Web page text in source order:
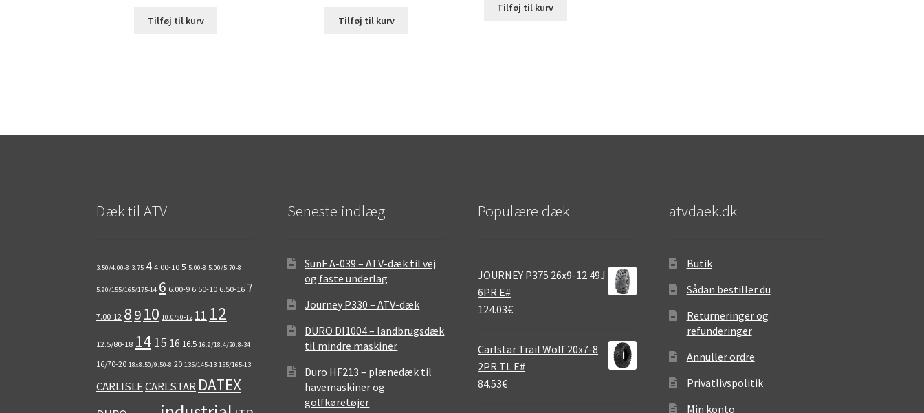
Tilføj til kurv Tilføj til kurv
Tilføj til kurv
Dæk til ATV
3.50/4.00-8 3.75 4 4.00-10 5 5.00-8 5.00/5.70-8
5.90/155/165/175-14 6 6.00-9 6.50-10 6.50-16 7
7.00-12 8910 10.0/80-12 11 12
12.5/80-18 14 15 16 16.5 16.9/18.4/20.8-34
16/70-20 18x8.50/9.50-8 20 135/145-13 155/165-13
CARLISLECARLSTAR DATEX
Seneste indlæg
SunF A-039 – ATV-dæk til vej
og faste underlag
Journey P330 – ATV-dæk
DURO DI1004 – landbrugsdæk
til mindre maskiner
Duro HF213 – plænedæk til
havemaskiner og
golfkøretøjer
Populære dæk
JOURNEY P375 26x9-12 49J
6PR E#
124.03€
Carlstar Trail Wolf 20x7-8
2PR TL E#
84.53€
atvdaek.dk
Butik
Sådan bestiller du
Returneringer og
refunderinger
Annuller ordre
Privatlivspolitik
Min konto